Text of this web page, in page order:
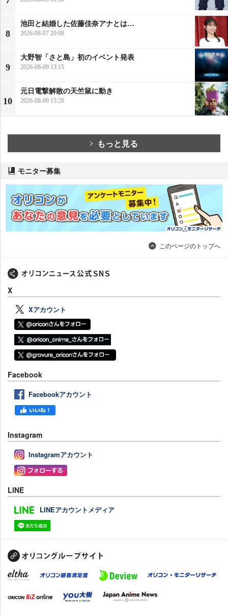
8
池田と結婚した佐藤佳奈アナとは…
2026-08-07 20:08
9
大野智「さと島」初のイベント発表
2026-08-09 13:15
10
元日電撃解散の天竺鼠に動き
2026-08-09 15:28
もっと見る
モニター募集
このページのトップへ
X
Xアカウント
Facebook
Facebookアカウント
Instagram
Instagramアカウント
LINE
LINEアカウントメディア